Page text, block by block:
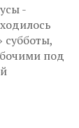
-
субботы,
под